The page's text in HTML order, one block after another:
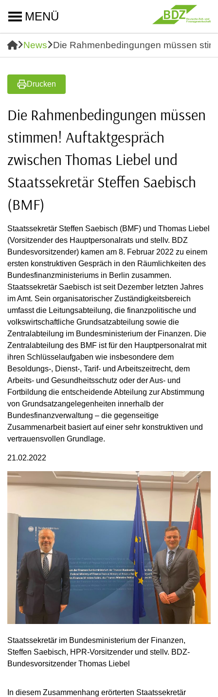
MENÜ
News Die Rahmenbedingungen müssen
Drucken
Die Rahmenbedingungen müssen
stimmen! Auftaktgespräch
zwischen Thomas Liebel und
Staatssekretär Steffen Saebisch
(BMF)
Staatssekretär Steffen Saebisch (BMF) und Thomas Liebel
(Vorsitzender des Hauptpersonalrats und stellv. BDZ
Bundesvorsitzender) kamen am 8. Februar 2022 zu einem
ersten konstruktiven Gespräch in den Räumlichkeiten des
Bundesfinanzministeriums in Berlin zusammen.
Staatssekretär Saebisch ist seit Dezember letzten Jahres
im Amt. Sein organisatorischer Zuständigkeitsbereich
umfasst die Leitungsabteilung, die finanzpolitische und
volkswirtschaftliche Grundsatzabteilung sowie die
Zentralabteilung im Bundesministerium der Finanzen. Die
Zentralabteilung des BMF ist für den Hauptpersonalrat mit
ihren Schlüsselaufgaben wie insbesondere dem
Besoldungs-, Dienst-, Tarif- und Arbeitszeitrecht, dem
Arbeits- und Gesundheitsschutz oder der Aus- und
Fortbildung die entscheidende Abteilung zur Abstimmung
von Grundsatzangelegenheiten innerhalb der
Bundesfinanzverwaltung – die gegenseitige
Zusammenarbeit basiert auf einer sehr konstruktiven und
vertrauensvollen Grundlage.
21.02.2022
Staatssekretär im Bundesministerium der Finanzen,
Steffen Saebisch, HPR-Vorsitzender und stellv. BDZ-
Bundesvorsitzender Thomas Liebel
In diesem Zusammenhang erörterten Staatssekretär